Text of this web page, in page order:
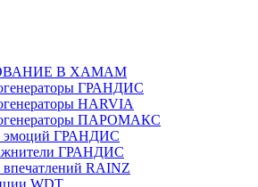
В ХАМАМ
ГРАНДИС
HARVIA
ПАРОМАКС
эмоций ГРАНДИС
ГРАНДИС
RAINZ